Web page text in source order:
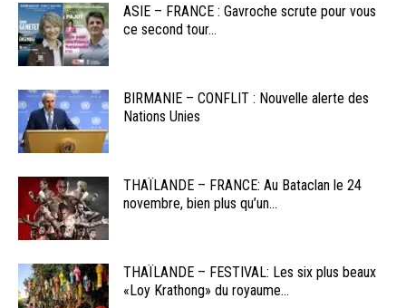
ASIE – FRANCE : Gavroche scrute pour vous
ce second tour...
BIRMANIE – CONFLIT : Nouvelle alerte des
Nations Unies
THAÏLANDE – FRANCE: Au Bataclan le 24
novembre, bien plus qu’un...
THAÏLANDE – FESTIVAL: Les six plus beaux
«Loy Krathong» du royaume...